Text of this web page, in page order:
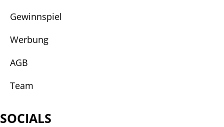
Gewinnspiel
Werbung
AGB
Team
SOCIALS